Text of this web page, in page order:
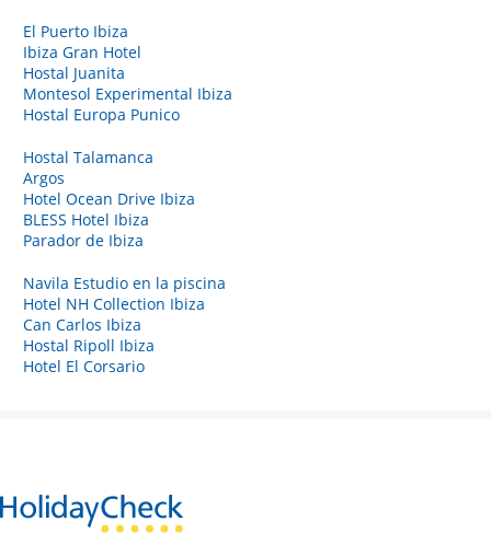
El Puerto Ibiza
Ibiza Gran Hotel
Hostal Juanita
Montesol Experimental Ibiza
Hostal Europa Punico
Hostal Talamanca
Argos
Hotel Ocean Drive Ibiza
BLESS Hotel Ibiza
Parador de Ibiza
Navila Estudio en la piscina
Hotel NH Collection Ibiza
Can Carlos Ibiza
Hostal Ripoll Ibiza
Hotel El Corsario